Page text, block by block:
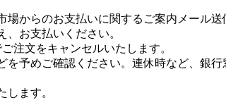
からのお支払いに関するご案内メール送
お支払いください。
注文をキャンセルいたします。
予めご確認ください。連休時など、銀
ます。